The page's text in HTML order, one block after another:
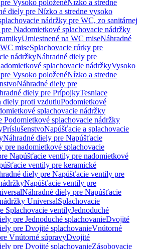
Vysoko položenéNízko a stredne
diely pre Nízko a stredne vysoko
nádržky pre WC, zo sanitárnej
Nadomietkové splachovacie nádržky
Umiestnené na WC miseNáhradné
miseSplachovacie rúrky pre
nádržkyNáhradné diely pre
splachovacie nádržkyVysoko
Vysoko položenéNízko a stredne
Náhradné diely pre
diely pre PrípojkyTesniace
diely proti vzdutiuPodomietkové
splachovacie nádržky
Podomietkové splachovacie nádržky
PríslušenstvoNapúšťacie a splachovacie
Náhradné diely pre Napúšťacie
pre nadomietkové splachovacie
Napúšťacie ventily pre nadomietkové
ventily pre keramické
diely pre Napúšťacie ventily pre
Napúšťacie ventily pre
Náhradné diely pre Napúšťacie
UniversalSplachovacie
Splachovacie ventilyJednoduché
pre Jednoduché splachovanieDvojité
pre Dvojité splachovanieVnútorné
Vnútorné súpravyDvojité
pre Dvojité splachovanieZásobovacie